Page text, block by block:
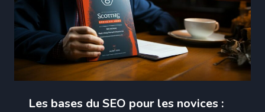
Les bases du SEO pour les novices :